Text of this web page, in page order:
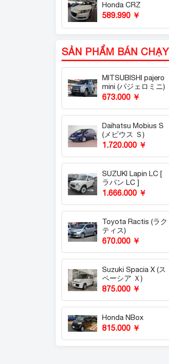
Honda CRZ
589.990 ￥
SẢN PHẨM BÁN CHẠY
MITSUBISHI pajero
mini (パジェロミニ)
673.000 ￥
Daihatsu Mobius S
(メビウス Ｓ)
1.720.000 ￥
SUZUKI Lapin LC [
ラパン LC ]
1.666.000 ￥
Toyota Ractis (ラク
ティス)
670.000 ￥
Suzuki Spacia X (ス
ペーシア Ｘ)
875.000 ￥
Honda NBox
815.000 ￥